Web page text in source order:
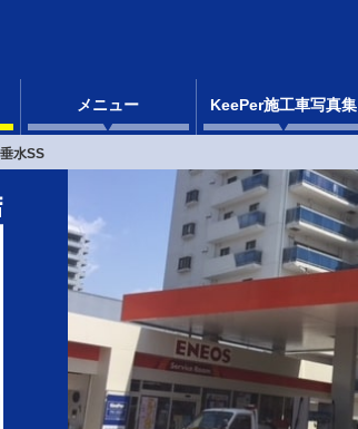
メニュー KeePer施工車写真集
垂水SS